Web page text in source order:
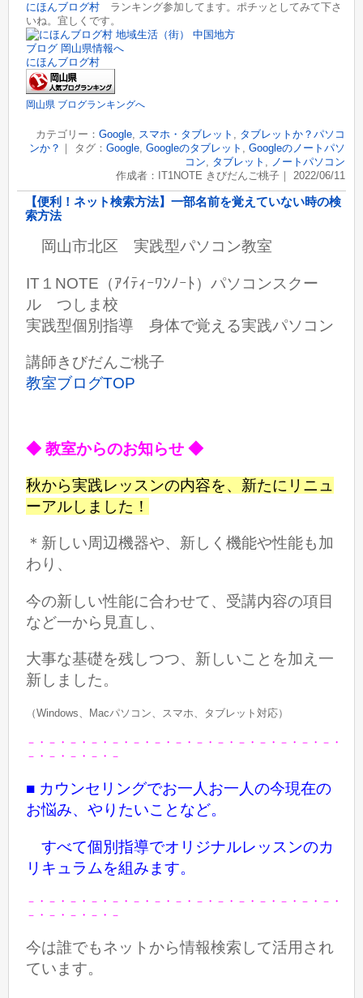
にほんブログ村 ランキング参加してます。ポチッとしてみて下さ
いね。宜しくです。
にほんブログ村
岡山県 ブログランキングへ
カテゴリー： Google, スマホ・タブレット
タブレットか？パソコ
ンか？ ｜ タグ： Google, Googleのタブレット
Googleのノートパソ
コン
タブレット
ノートパソコン
作成者：IT1NOTE きびだんご桃子｜ 2022/06/11
【便利！ネット検索方法】一部名前を覚えていない時の検
索方法
岡山市北区 実践型パソコン教室
IT１NOTE（ｱｲﾃｨｰﾜﾝﾉｰﾄ）パソコンスクー
ル つしま校
実践型個別指導 身体で覚える実践パソコン
講師きびだんご桃子
教室ブログTOP
◆ 教室からのお知らせ ◆
秋から実践レッスンの内容を、新たにリニュ
ーアルしました！
＊新しい周辺機器や、新しく機能や性能も加
わり、
今の新しい性能に合わせて、 受講内容の項目
など一から見直し、
大事な基礎を残しつつ、 新しいことを加え 一
新しました。
（Windows、Macパソコン、スマホ、タブレット対応）
－・－・－・－・－・－・－・－・－・－・－・－・－・－・－・
－・－・－・－・－
■ カウンセリングでお一人お一人の今現在の
お悩み、やりたいことなど。
すべて個別指導でオリジナルレッスンのカ
リキュラムを組みます。
－・－・－・－・－・－・－・－・－・－・－・－・－・－・－・
－・－・－・－・－
今は誰でもネットから情報検索して活用され
ています。